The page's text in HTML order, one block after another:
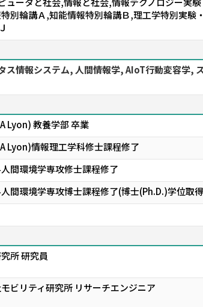
輪講Ａ,知能情報特別輪講Ｂ,理工学特別実験
ス情報システム, 人間情報学, AIoT行動変容学,
Lyon) 教養学部 卒業
Lyon)情報理工学科修士課程修了
間環境学専攻修士課程修了
間環境学専攻博士課程修了(博士(Ph.D.)学位取
所 研究員
ビリティ研究所 リサーチエンジニア